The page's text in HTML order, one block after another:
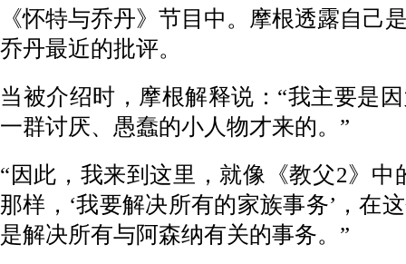
《怀特与乔丹》节目中。摩根透露自己
乔丹最近的批评。
当被介绍时，摩根解释说：“我主要是
一群讨厌、愚蠢的小人物才来的。”
“因此，我来到这里，就像《教父2》中
那样，‘我要解决所有的家族事务’，在
是解决所有与阿森纳有关的事务。”